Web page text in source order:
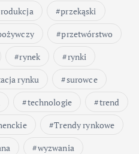
przekąski
przetwórstwo
rynek
rynki
rynku
surowce
technologie
trend
Trendy rynkowe
wyzwania